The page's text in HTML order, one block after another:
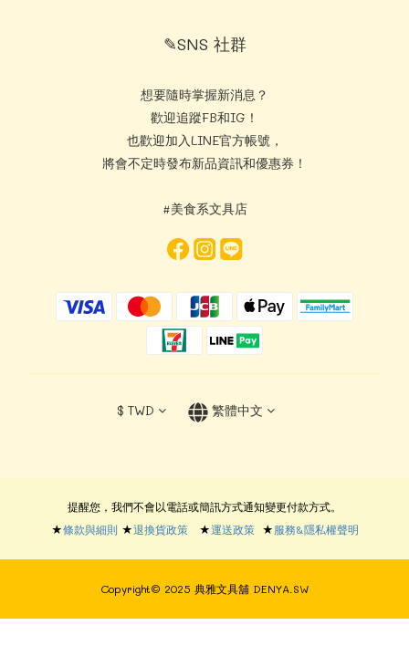
✎SNS 社群
想要隨時掌握新消息？
歡迎追蹤FB和IG！
也歡迎加入LINE官方帳號，
將會不定時發布新品資訊和優惠券！
#美食系文具店
$ TWD 繁體中文
提醒您，我們不會以電話或簡訊方式通知變更付款方式。
★條款與細則 ★退換貨政策★運送政策★服務&隱私權聲明
Copyright© 2025 典雅文具舖 DENYA.SW